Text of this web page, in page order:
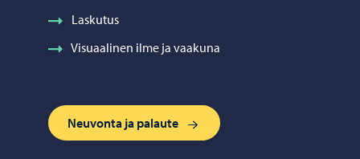
Laskutus
Visuaalinen ilme ja vaakuna
Neuvonta ja palaute